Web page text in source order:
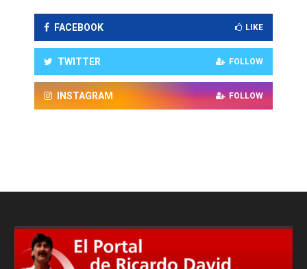
FACEBOOK LIKE
TWITTER FOLLOW
INSTAGRAM FOLLOW